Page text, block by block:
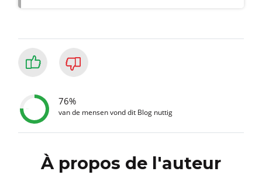
76%
van de mensen vond dit Blog nuttig
À propos de l'auteur